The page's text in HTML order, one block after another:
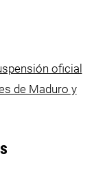
oficial
de Maduro y